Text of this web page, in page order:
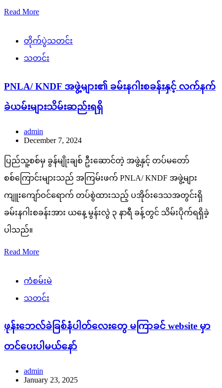
Read More
တိုက်ပွဲသတင်း
သတင်း
PNLA/ KNDF အဖွဲ့များ၏ ခမ်းနဂါးစခန်းနှင့် လက်နက်
ခဲယမ်းများသိမ်းဆည်းရရှိ
admin
December 7, 2024
ပြည်သူ့စစ်မှ ခွန်မျိုးချစ် ဦးဆောင်တဲ့ အဖွဲ့နှင့် တပ်မတော်
စစ်ကြောင်းများသည် အကြမ်းဖက် PNLA/ KNDF အဖွဲ့များ
ကျူးကျော်ဝင်ရောက် တပ်စွဲထားသည့် ပအိုဝ်းဒေသအတွင်းရှိ
ခမ်းနဂါးစခန်းအား ယနေ့ မွန်းလွဲ ၃ နာရီ ခန့်တွင် သိမ်းပိုက်ရရှိခဲ့
ပါသည်။
Read More
ကံစမ်းမဲ
သတင်း
ဖုန်းဘေလ်ခဲခြစ်နံပါတ်လေးတွေ မကြာခင် website မှာ
တင်ပေးပါမယ်နော်
admin
January 23, 2025